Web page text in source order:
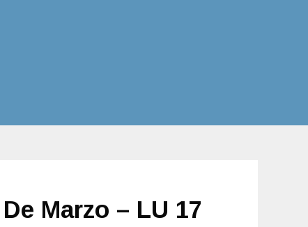
Marzo – LU 17